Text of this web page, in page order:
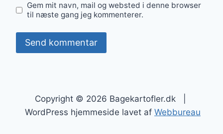
Gem mit navn, mail og websted i denne browser
til næste gang jeg kommenterer.
Copyright © 2026 Bagekartofler.dk |
WordPress hjemmeside lavet af Webbureau